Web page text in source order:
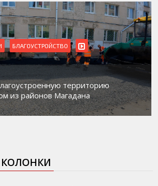
БЛАГОУСТРОЙСТВО
территорию
из районов Магадана